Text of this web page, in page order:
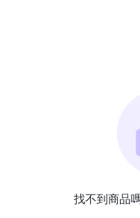
找不到商品